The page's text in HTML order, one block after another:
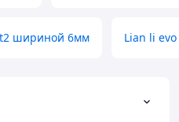
шириной 6мм Lian li evo